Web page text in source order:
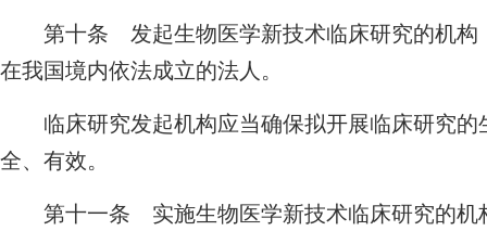
第十条 发起生物医学新技术临床研究的机构
在我国境内依法成立的法人。
临床研究发起机构应当确保拟开展临床研究的
全、有效。
第十一条 实施生物医学新技术临床研究的机